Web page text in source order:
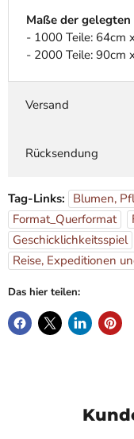
Maße der gelegten
- 1000 Teile: 64cm
- 2000 Teile: 90cm
Versand
Rücksendung
Tag-Links: Blumen,
Format_Querformat
Geschicklichkeitsspiel
Reise, Expeditionen
Das hier teilen: